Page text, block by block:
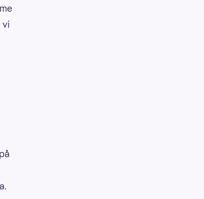
vi